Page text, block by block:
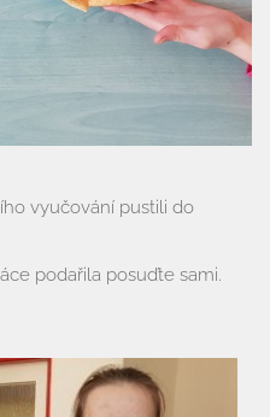
vyučování pustili do
podařila posuďte sami.